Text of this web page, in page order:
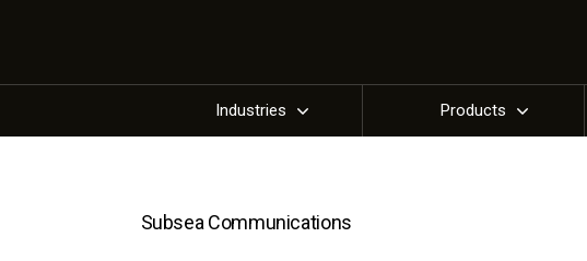
Industries Products
Subsea Communications